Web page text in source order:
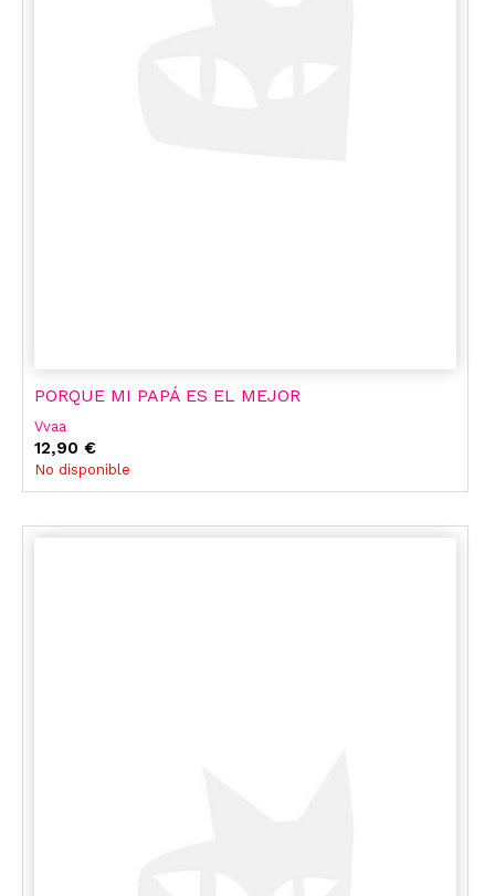
PORQUE MI PAPÁ ES EL MEJOR
Vvaa
12,90 €
No disponible